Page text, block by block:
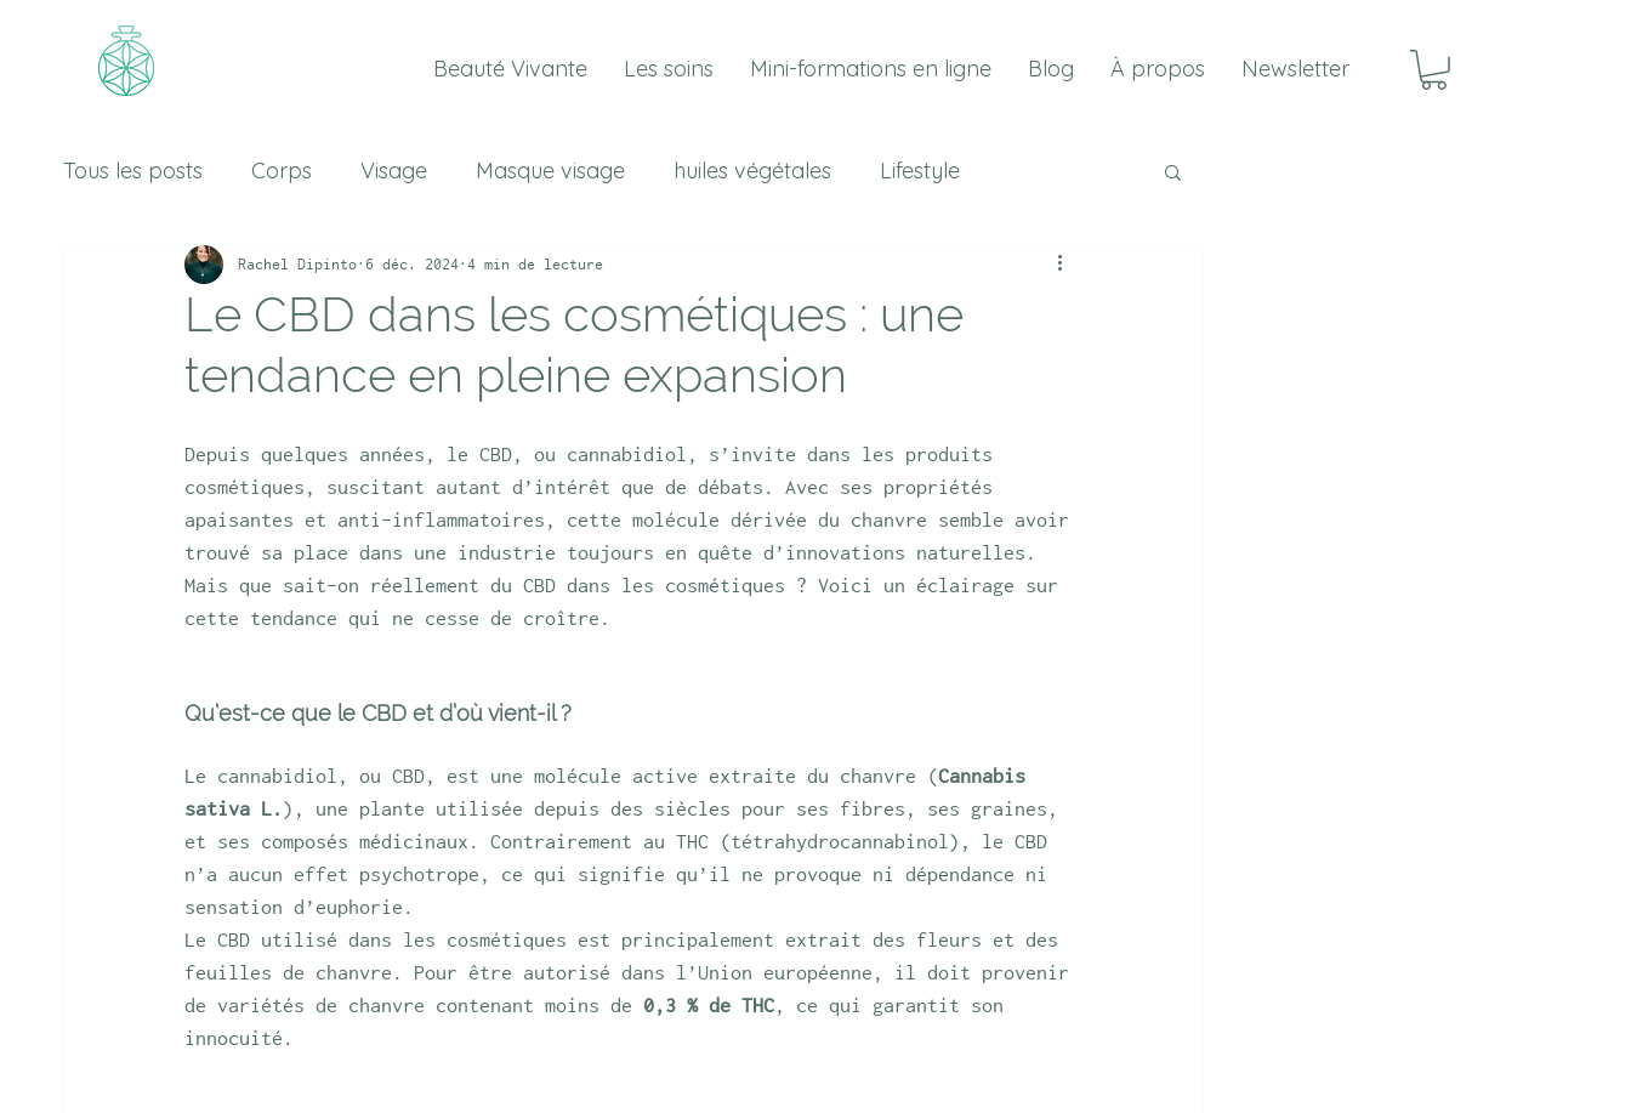
Beauté Vivante Les soins Mini-formations en ligne Blog À propos Newsletter
Tous les posts Corps Visage Masque visage huiles végétales Lifestyle
Huiles essentielles Cheveux Hydrolat
Le CBD dans les cosmétiques : une
tendance en pleine expansion
Rachel Dipinto 6 déc. 2024 4 min de lecture
Depuis quelques années, le CBD, ou cannabidiol, s’invite dans les produits
cosmétiques, suscitant autant d’intérêt que de débats. Avec ses propriétés
apaisantes et anti-inflammatoires, cette molécule dérivée du chanvre semble avoir
trouvé sa place dans une industrie toujours en quête d’innovations naturelles.
Mais que sait-on réellement du CBD dans les cosmétiques ? Voici un éclairage sur
cette tendance qui ne cesse de croître.
Qu’est-ce que le CBD et d’où vient-il ?
Le cannabidiol, ou CBD, est une molécule active extraite du chanvre (Cannabis
sativa L. ), une plante utilisée depuis des siècles pour ses fibres, ses graines,
et ses composés médicinaux. Contrairement au THC (tétrahydrocannabinol), le CBD
n’a aucun effet psychotrope, ce qui signifie qu’il ne provoque ni dépendance ni
sensation d’euphorie.
Le CBD utilisé dans les cosmétiques est principalement extrait des fleurs et des
feuilles de chanvre. Pour être autorisé dans l’Union européenne, il doit provenir
de variétés de chanvre contenant moins de 0,3 % de THC, ce qui garantit son
innocuité.